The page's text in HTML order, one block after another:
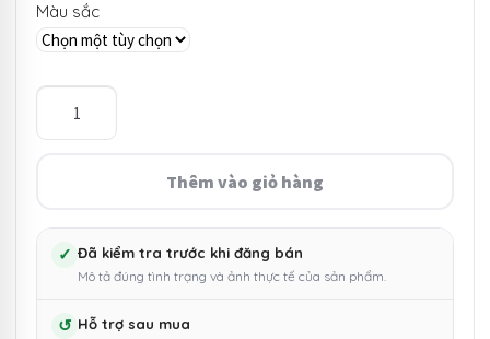
Màu sắc
Bộ
Everglide
Panda
Mount
Thêm vào giỏ hàng
✓ Đã kiểm tra trước khi đăng bán
Mô tả đúng tình trạng và ảnh thực tế của sản phẩm.
↺ Hỗ trợ sau mua